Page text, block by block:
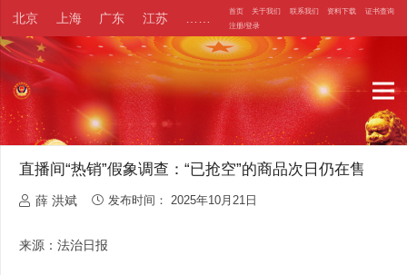
北京 上海 广东 江苏 首页 关于我们 联系我们 资料下载
证书查询
注册/登录
直播间“热销”假象调查：“已抢空”的商品次日仍在售
薛 洪斌 发布时间：2025年10月21日
来源：法治日报